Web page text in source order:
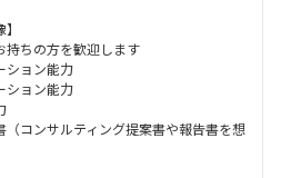
持ちの方を歓迎します
ション能力
ション能力
（コンサルティング提案書や報告書を想